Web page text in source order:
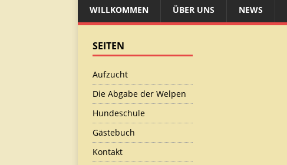
WILLKOMMEN ÜBER UNS NEWS
SEITEN
Aufzucht
Die Abgabe der Welpen
Hundeschule
Gästebuch
Kontakt